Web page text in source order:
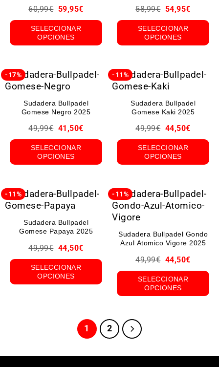
60,99€ 59,95€
SELECCIONAR
OPCIONES
58,99€ 54,95€
SELECCIONAR
OPCIONES
-17%
Sudadera Bullpadel
Gomese Negro 2025
49,99€ 41,50€
SELECCIONAR
OPCIONES
-11%
Sudadera Bullpadel
Gomese Kaki 2025
49,99€ 44,50€
SELECCIONAR
OPCIONES
-11%
Sudadera Bullpadel
Gomese Papaya 2025
49,99€ 44,50€
SELECCIONAR
OPCIONES
-11%
Sudadera Bullpadel Gondo
Azul Atomico Vigore 2025
49,99€ 44,50€
SELECCIONAR
OPCIONES
1 2